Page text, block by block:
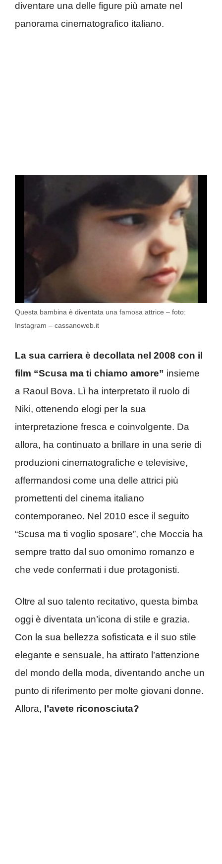
diventare una delle figure più amate nel
panorama cinematografico italiano.
Questa bambina è diventata una famosa attrice – foto:
Instagram – cassanoweb.it
La sua carriera è decollata nel 2008 con il
film “Scusa ma ti chiamo amore” insieme
a Raoul Bova. Lì ha interpretato il ruolo di
Niki, ottenendo elogi per la sua
interpretazione fresca e coinvolgente. Da
allora, ha continuato a brillare in una serie di
produzioni cinematografiche e televisive,
affermandosi come una delle attrici più
promettenti del cinema italiano
contemporaneo. Nel 2010 esce il seguito
“Scusa ma ti voglio sposare”, che Moccia ha
sempre tratto dal suo omonimo romanzo e
che vede confermati i due protagonisti.
Oltre al suo talento recitativo, questa bimba
oggi è diventata un’icona di stile e grazia.
Con la sua bellezza sofisticata e il suo stile
elegante e sensuale, ha attirato l’attenzione
del mondo della moda, diventando anche un
punto di riferimento per molte giovani donne.
Allora, l’avete riconosciuta?